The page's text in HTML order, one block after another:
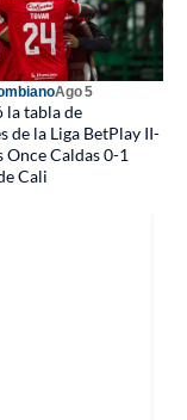
Ago 5
la tabla de
de la Liga BetPlay II-
Once Caldas 0-1
Cali